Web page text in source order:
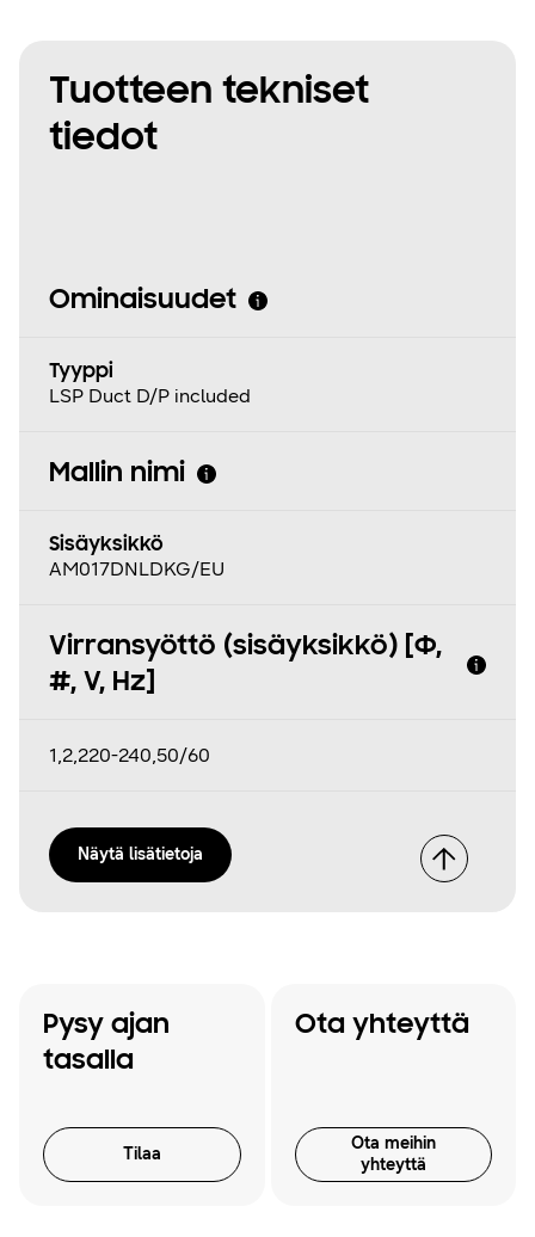
Tuotteen tekniset
tiedot
Ominaisuudet
Tyyppi
LSP Duct D/P included
Mallin nimi
Sisäyksikkö
AM017DNLDKG/EU
Virransyöttö (sisäyksikkö) [Φ,
#, V, Hz]
1,2,220-240,50/60
Näytä lisätietoja
Pysy ajan
tasalla
Tilaa
Ota yhteyttä
Ota meihin
yhteyttä